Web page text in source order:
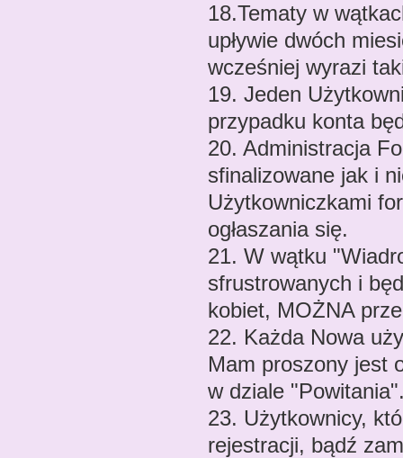
18.Tematy w
upływie dwóch
wcześniej wyrazi
19. Jeden
przypadku konta
20. Administracja
sfinalizowane jak i
Użytkowniczkami
ogłaszania się.
21. W wątku
sfrustrowanych i
kobiet, MOŻNA
22. Każda Nowa
Mam proszony jest
w dziale
23. Użytkownicy,
rejestracji, bądź